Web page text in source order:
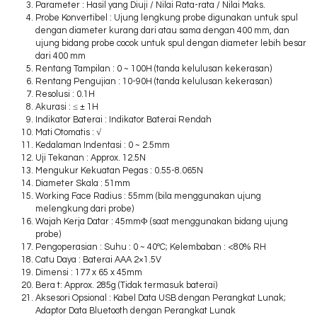
Parameter : Hasil yang Diuji / Nilai Rata-rata / Nilai Maks.
Probe Konvertibel : Ujung lengkung probe digunakan untuk spul
dengan diameter kurang dari atau sama dengan 400 mm, dan
ujung bidang probe cocok untuk spul dengan diameter lebih besar
dari 400 mm
Rentang Tampilan : 0 ~ 100H (tanda kelulusan kekerasan)
Rentang Pengujian : 10-90H (tanda kelulusan kekerasan)
Resolusi : 0.1H
Akurasi : ≤ ± 1H
Indikator Baterai : Indikator Baterai Rendah
Mati Otomatis : √
Kedalaman Indentasi : 0 ~ 2.5mm
Uji Tekanan : Approx. 12.5N
Mengukur Kekuatan Pegas : 0.55-8.065N
Diameter Skala : 51mm
Working Face Radius : 55mm (bila menggunakan ujung
melengkung dari probe)
Wajah Kerja Datar : 45mmΦ (saat menggunakan bidang ujung
probe)
Pengoperasian : Suhu : 0 ~ 40ºC; Kelembaban : <80% RH
Catu Daya : Baterai AAA 2×1.5V
Dimensi : 177 x 65 x 45mm
Bera t: Approx. 285g (Tidak termasuk baterai)
Aksesori Opsional : Kabel Data USB dengan Perangkat Lunak;
Adaptor Data Bluetooth dengan Perangkat Lunak